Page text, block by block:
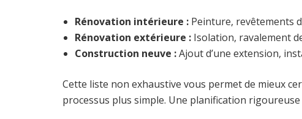
Rénovation intérieure : Peinture, revêtements
Rénovation extérieure : Isolation, ravalement
Construction neuve :Ajout d’une extension,
Cette liste non exhaustive vous permet de mieux
processus plus simple. Une planification